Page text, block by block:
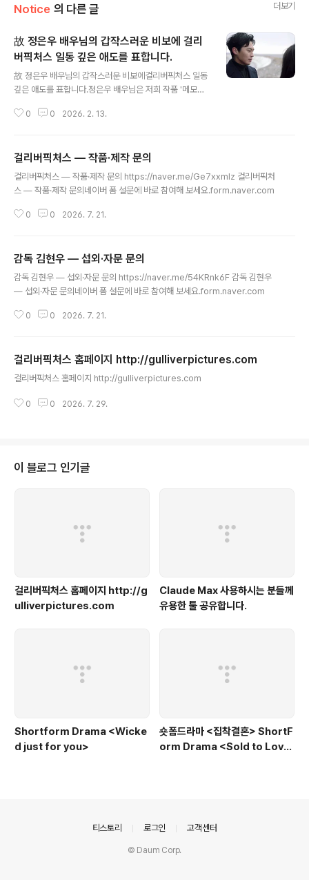
Notice 의 다른 글 더보기
故 정은우 배우님의 갑작스러운 비보에 걸리
버픽처스 일동 깊은 애도를 표합니다.
故 정은우 배우님의 갑작스러운 비보에걸리버픽처스 일동
깊은 애도를 표합니다.정은우 배우님은 저희 작품 '메모리:
순간 진심을 다해 연기하셨습니다.함께 작품을 만들 수 있
음을 전합니다.걸리버픽처스 일동
0 0 2026. 2. 13.
걸리버픽처스 — 작품·제작 문의
걸리버픽처스 — 작품·제작 문의 https://naver.me/Ge7xxmlz 걸리버픽처
스 — 작품·제작 문의네이버 폼 설문에 바로 참여해 보세요.form.naver.com
0 0 2026. 7. 21.
감독 김현우 — 섭외·자문 문의
감독 김현우 — 섭외·자문 문의 https://naver.me/54KRnk6F 감독 김현우
— 섭외·자문 문의네이버 폼 설문에 바로 참여해 보세요.form.naver.com
0 0 2026. 7. 21.
걸리버픽처스 홈페이지 http://gulliverpictures.com
걸리버픽처스 홈페이지 http://gulliverpictures.com
0 0 2026. 7. 29.
이 블로그 인기글
걸리버픽처스 홈페이지 http://g
ulliverpictures.com
Claude Max 사용하시는 분들께
유용한 툴 공유합니다.
Shortform Drama <Wicke
d just for you>
숏폼드라마 <집착결혼> ShortF
orm Drama <Sold to Love
티스토리 로그인 고객센터
© Daum Corp.